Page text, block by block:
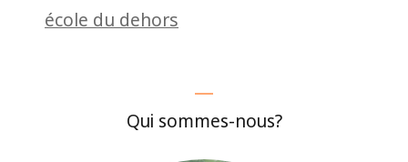
école du dehors
Qui sommes-nous?